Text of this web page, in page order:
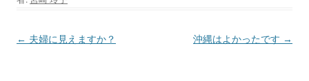
投
← 夫婦に見えますか？ 沖縄はよかったです →